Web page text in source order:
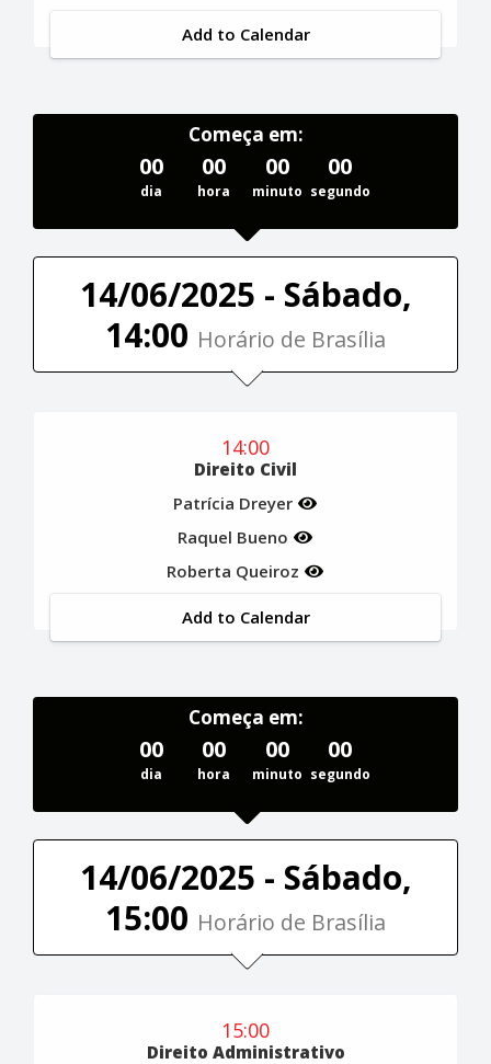
Add to Calendar
Começa em:
00
dia
00
hora
00
minuto
00
segundo
14/06/2025 - Sábado,
14:00 Horário de Brasília
14:00
Direito Civil
Patrícia Dreyer
Raquel Bueno
Roberta Queiroz
Add to Calendar
Começa em:
00
dia
00
hora
00
minuto
00
segundo
14/06/2025 - Sábado,
15:00 Horário de Brasília
15:00
Direito Administrativo